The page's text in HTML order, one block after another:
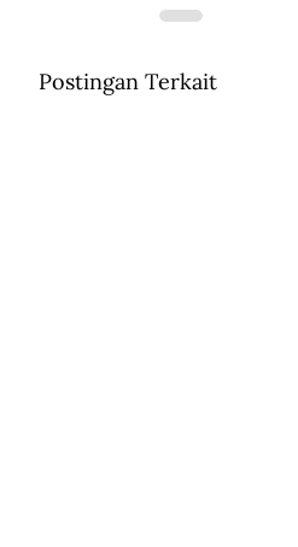
Postingan Terkait